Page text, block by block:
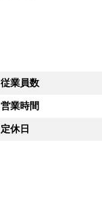
従業員数
営業時間
定休日